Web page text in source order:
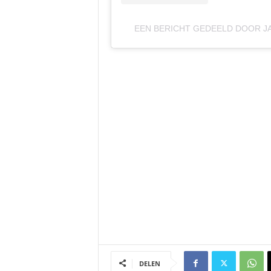
EEN BERICHT GEDEELD DOOR
DELEN